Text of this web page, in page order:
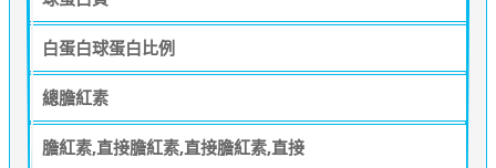
白蛋白球蛋白比例
總膽紅素
膽紅素,直接膽紅素,直接膽紅素,直接